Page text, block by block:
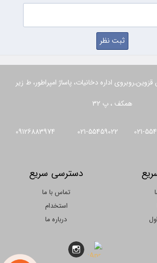
اداره دخانیات، پاساژ امپراطور، ط زیر
همکف ، پ 32
دسترسی سریع
تماس با ما
استخدام
درباره ما